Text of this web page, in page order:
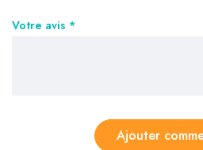
Votre avis *